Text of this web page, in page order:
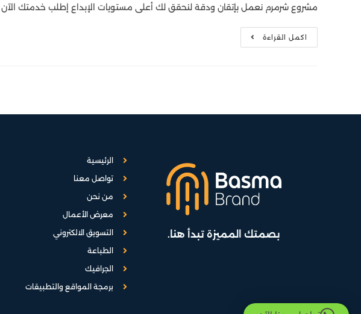
مشروع شرمرم نعمل بإتقان ودقة لنحقق لك أعلى مستويات الإبداع إطلب خدمتك الآن
اكمل القراءة
بصمتك المميزة تبدأ هنا.
الرئيسية
تواصل معنا
من نحن
معرض الأعمال
التسويق الالكتروني
الطباعة
الجرافيك
برمجة المواقع والتطبيقات